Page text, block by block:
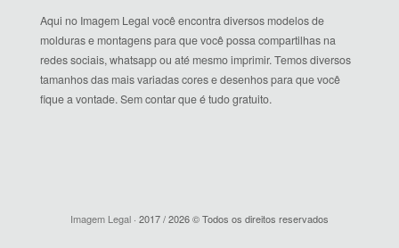
Aqui no Imagem Legal você encontra diversos modelos de
molduras e montagens para que você possa compartilhas na
redes sociais, whatsapp ou até mesmo imprimir. Temos diversos
tamanhos das mais variadas cores e desenhos para que você
fique a vontade. Sem contar que é tudo gratuito.
Imagem Legal · 2017 / 2026 © Todos os direitos reservados